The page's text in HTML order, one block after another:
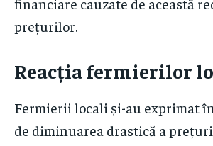
prețurilor.
Reacția fermierilor
Fermierii locali și-au exprimat
de diminuarea drastică a